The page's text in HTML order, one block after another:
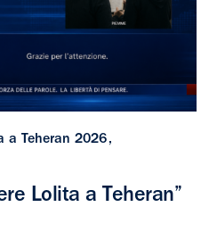
a Teheran 2026
Lolita a Teheran”